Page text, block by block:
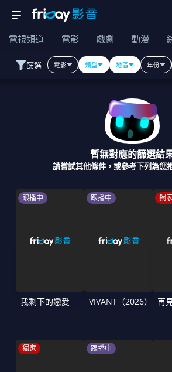
電視頻道 電影 戲劇 動漫
篩選 電影 類型 地區 年份
暫無對應的篩選結
請嘗試其他條件，或參考下列為您
跟播中
我剩下的戀愛
跟播中
VIVANT（2026）
獨
再
獨家 跟播中